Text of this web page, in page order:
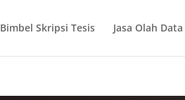
Bimbel Skripsi Tesis Jasa Olah Data